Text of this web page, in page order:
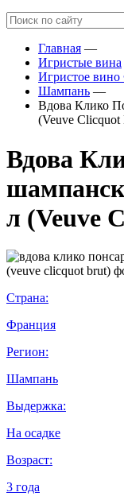
Главная —
Игристые вина
Игристое
Шампань —
Вдова Клико
(Veuve Clicquot
Вдова
л (Veuve
Страна:
Франция
Регион:
Шампань
Выдержка:
На осадке
Возраст:
3 года